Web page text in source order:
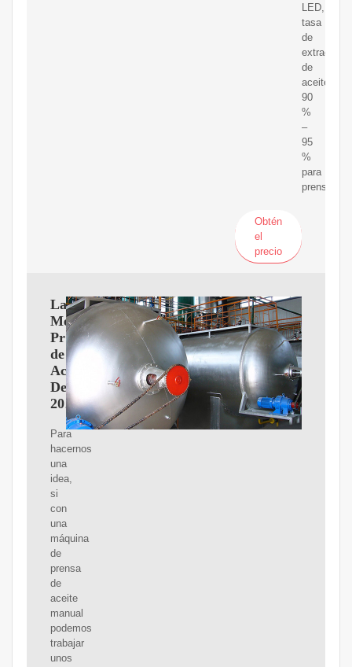
LED,
tasa
de
extracción
de
aceite
90
%
–
95
%
para
prensar
Obtén
el
precio
Las
Mejores
Prensas
de
Aceite
De
2025
Para
hacernos
una
idea,
si
con
una
máquina
de
prensa
de
aceite
manual
podemos
trabajar
unos